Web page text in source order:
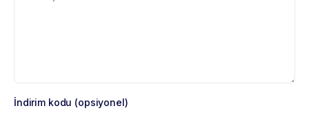
İndirim kodu (opsiyonel)